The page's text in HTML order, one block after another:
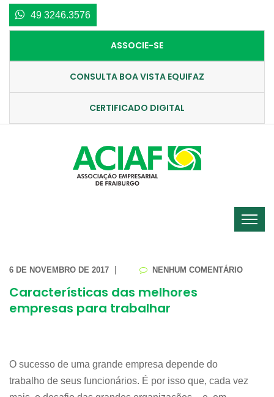
49 3246.3576
ASSOCIE-SE
CONSULTA BOA VISTA EQUIFAZ
CERTIFICADO DIGITAL
6 DE NOVEMBRO DE 2017 NENHUM COMENTÁRIO
Características das melhores
empresas para trabalhar
O sucesso de uma grande empresa depende do
trabalho de seus funcionários. É por isso que, cada vez